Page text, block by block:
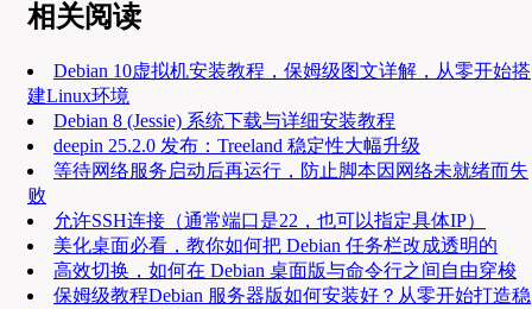
相关阅读
Debian 10虚拟机安装教程，保姆级图文详解，从零开始搭
建Linux环境
Debian 8 (Jessie) 系统下载与详细安装教程
deepin 25.2.0 发布：Treeland 稳定性大幅升级
等待网络服务启动后再运行，防止脚本因网络未就绪而失
败
允许SSH连接（通常端口是22，也可以指定具体IP）
美化桌面必看，教你如何把 Debian 任务栏改成透明的
高效切换，如何在 Debian 桌面版与命令行之间自由穿梭
保姆级教程Debian 服务器版如何安装好？从零开始打造稳